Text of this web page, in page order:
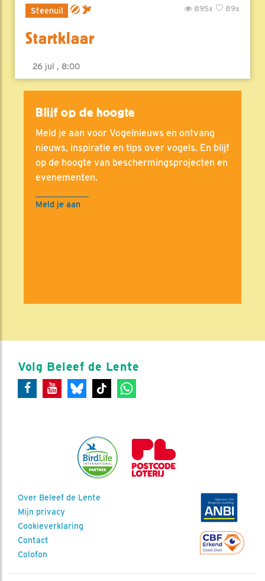
Steenuil 89x
895x
Startklaar
26 jul , 8:00
Blijf op de hoogte
Meld je aan voor Vogelnieuws en ontvang
nieuws, inspiratie en tips over vogels. En blijf
op de hoogte van beschermingsprojecten en
evenementen.
Meld je aan
Volg Beleef de Lente
Over Beleef de Lente
Mijn privacy
Cookieverklaring
Contact
Colofon